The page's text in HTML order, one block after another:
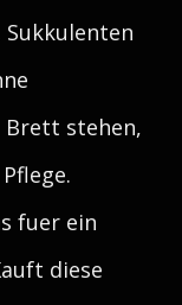
Brett stehen,
fuer ein
diese